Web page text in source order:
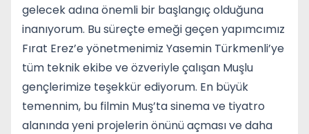
gelecek adına önemli bir başlangıç olduğuna
inanıyorum. Bu süreçte emeği geçen yapımcımız
Fırat Erez’e yönetmenimiz Yasemin Türkmenli’ye
tüm teknik ekibe ve özveriyle çalışan Muşlu
gençlerimize teşekkür ediyorum. En büyük
temennim, bu filmin Muş’ta sinema ve tiyatro
alanında yeni projelerin önünü açması ve daha